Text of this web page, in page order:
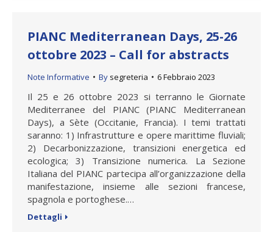
PIANC Mediterranean Days, 25-26
ottobre 2023 – Call for abstracts
Note Informative By segreteria 6 Febbraio 2023
Il 25 e 26 ottobre 2023 si terranno le Giornate
Mediterranee del PIANC (PIANC Mediterranean
Days), a Sète (Occitanie, Francia). I temi trattati
saranno: 1) Infrastrutture e opere marittime fluviali;
2) Decarbonizzazione, transizioni energetica ed
ecologica; 3) Transizione numerica. La Sezione
Italiana del PIANC partecipa all’organizzazione della
manifestazione, insieme alle sezioni francese,
spagnola e portoghese.…
Dettagli